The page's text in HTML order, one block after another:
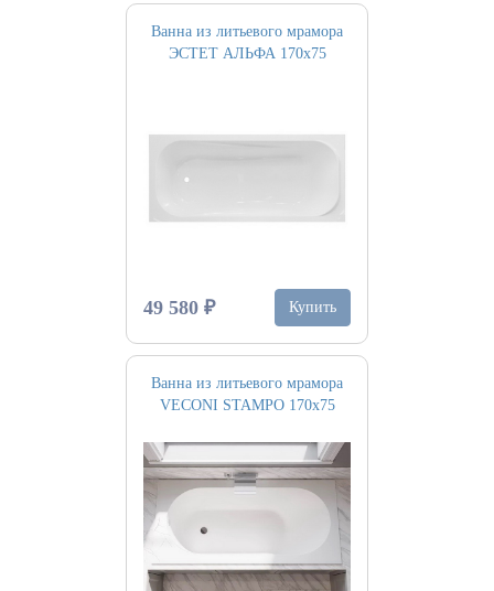
Ванна из литьевого мрамора
ЭСТЕТ АЛЬФА 170х75
49 580 ₽ Купить
Ванна из литьевого мрамора
VECONI STAMPO 170х75